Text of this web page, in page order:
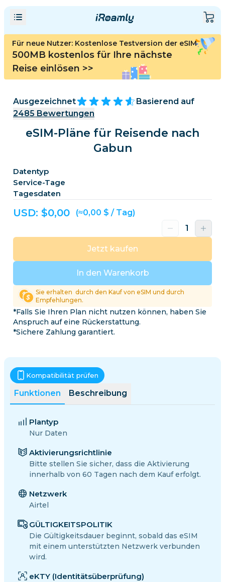
Für neue Nutzer: Kostenlose Testversion der eSIM
500MB kostenlos für Ihre nächste
Reise einlösen >>
Ausgezeichnet
Basierend auf
2485 Bewertungen
eSIM-Pläne für Reisende nach
Gabun
Datentyp
Service-Tage
Tagesdaten
USD: $0,00 (≈0,00 $ / Tag)
In den Warenkorb
Jetzt kaufen
Sie erhalten durch den Kauf von eSIM und durch
Empfehlungen.
*Falls Sie Ihren Plan nicht nutzen können, haben Sie
Anspruch auf eine Rückerstattung.
*Sichere Zahlung garantiert.
Funktionen Beschreibung
Kompatibilität prüfen
Plantyp
Nur Daten
Aktivierungsrichtlinie
Bitte stellen Sie sicher, dass die Aktivierung
innerhalb von 60 Tagen nach dem Kauf erfolgt.
Netzwerk
Airtel
GÜLTIGKEITSPOLITIK
Die Gültigkeitsdauer beginnt, sobald das eSIM
mit einem unterstützten Netzwerk verbunden
wird.
eKTY (Identitätsüberprüfung)